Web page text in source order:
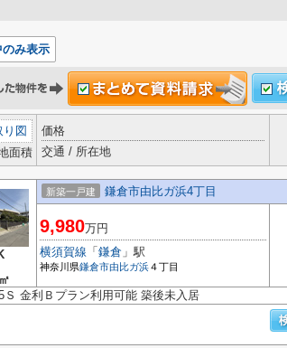
のみ表示
り図
面積
価格
交通 / 所在地
新築一戸建 鎌倉市由比ガ浜4丁目
9,980万円
横須賀線 「 鎌倉 」駅
神奈川県鎌倉市由比ガ浜４丁目
Ｓ 金利Ｂプラン利用可能 築後未入居